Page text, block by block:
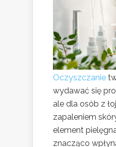
Oczyszczanie
wydawać się
ale dla osób z
zapaleniem
element
znacząco